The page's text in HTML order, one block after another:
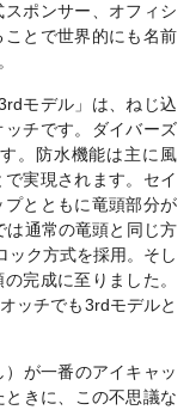
ポンサー、オフィシ
とで世界的にも名前
モデル」は、ねじ込
チです。ダイバーズ
。防水機能は主に風
実現されます。セイ
とともに竜頭部分が
は通常の竜頭と同じ方
ック方式を採用。そし
完成に至りました。
ッチでも3rdモデルと
が一番のアイキャッ
きに、この不思議な